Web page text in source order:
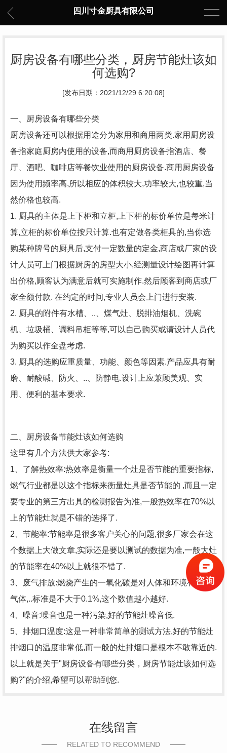
四川寸金厨具有限公司
厨房设备有哪些分类，厨房节能灶该如
何选购?
[发布日期：2021/12/29 6:20:08]
一、厨房设备有哪些分类
厨房设备还可以根据用途分为家用和商用两类.家用厨房设
备指家庭厨房内使用的设备,而商用厨房设备指酒店、餐
厅、酒吧、咖啡店等餐饮业使用的厨房设备.商用厨房设备
因为使用频率高,所以相应的体积较大,功率较大,也较重,当
然价格也较高.
1. 厨具的主体是上下柜和立柜,上下柜的标价单位是每米计
算,立柜的标价单位按只计算.也有定做各类柜具的,当你选
购某种牌号的厨具后,支付一定数量的定金,商店或厂家的设
计人员可上门根据厨房的房型大小,经测量设计绘图再计算
出价格,顾客认为满意后就可实施制作.然后顾客到商店或厂
家全额付款. 在约定的时间,专业人员会上门进行安装.
2. 厨具的附件有水槽、..、煤气灶、脱排油烟机、洗碗
机、垃圾桶、调料吊柜等等,可以自己购买或请设计人员代
为购买以作全盘考虑.
3. 厨具的选购应重质量、功能、颜色等因素.产品应具有耐
磨、耐酸碱、防火、..、防静电.设计上应兼顾美观、实
用、便利的基本要求.
二、厨房设备节能灶该如何选购
这里有几个方法供大家参考:
1、了解热效率:热效率是衡量一个灶是否节能的重要指标,
燃气行业都是以这个指标来衡量灶具是否节能的 ,而且一定
要专业的第三方出具的检测报告为准,一般热效率在70%以
上的节能灶就是不错的选择了.
2、节能率:节能率是很多客户关心的问题,很多厂家会在这
个数据上大做文章,实际还是要以测试的数据为准,一般大灶
的节能率在40%以上就很不错了.
3、废气排放:燃烧产生的一氧化碳是对人体和环境有害的
气体,..标准是不大于0.1%,这个数值越小越好.
4、噪音:噪音也是一种污染,好的节能灶噪音低.
5、排烟口温度:这是一种非常简单的测试方法,好的节能灶
排烟口的温度非常低,而一般的灶排烟口是根本不敢靠近的.
以上就是关于"厨房设备有哪些分类，厨房节能灶该如何选
购?"的介绍,希望可以帮助到您.
在线留言
RELATED TO RECOMMEND